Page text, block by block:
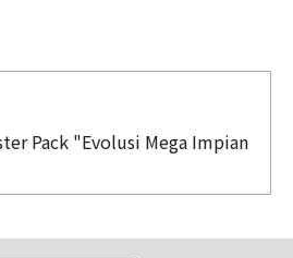
Pack "Evolusi Mega Impian